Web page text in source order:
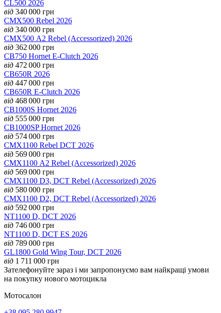
CL500 2026
від 340 000 грн
CMX500 Rebel 2026
від 340 000 грн
CMX500 А2 Rebel (Accessorized) 2026
від 362 000 грн
CB750 Hornet E-Clutch 2026
від 472 000 грн
CB650R 2026
від 447 000 грн
CB650R E-Clutch 2026
від 468 000 грн
CB1000S Hornet 2026
від 555 000 грн
CB1000SP Hornet 2026
від 574 000 грн
CMX1100 Rebel DCT 2026
від 569 000 грн
CMX1100 А2 Rebel (Accessorized) 2026
від 569 000 грн
CMX1100 D3, DCT Rebel (Accessorized) 2026
від 580 000 грн
CMX1100 D2, DCT Rebel (Accessorized) 2026
від 592 000 грн
NT1100 D, DCT 2026
від 746 000 грн
NT1100 D, DCT ES 2026
від 789 000 грн
GL1800 Gold Wing Tour, DCT 2026
від 1 711 000 грн
Зателефонуйте зараз і ми запропонуємо вам найкращі умови
на покупку нового мотоцикла
Мотосалон